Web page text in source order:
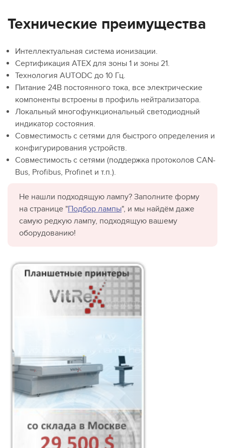
Технические преимущества
Интеллектуальная система ионизации.
Сертификация ATEX для зоны 1 и зоны 21.
Технология AUTODC до 10 Гц.
Питание 24В постоянного тока, все электрические
компоненты встроены в профиль нейтрализатора.
Локальный многофункциональный светодиодный
индикатор состояния.
Совместимость с сетями для быстрого определения и
конфигурирования устройств.
Совместимость с сетями (поддержка протоколов CAN-
Bus, Profibus, Profinet и т.п.).
Не нашли подходящую лампу? Заполните форму
на странице "Подбор лампы", и мы найдём даже
самую редкую лампу, подходящую вашему
оборудованию!